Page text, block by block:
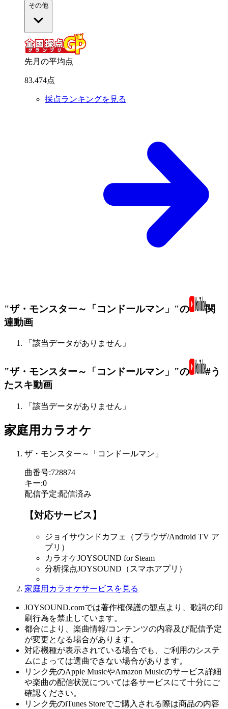
その他
先月の平均点
83.474点
採点ランキングを見る
"ザ・モンスター～「コンドールマン」"の
関
連動画
「該当データがありません」
"ザ・モンスター～「コンドールマン」"の
#う
たスキ動画
「該当データがありません」
家庭用カラオケ
ザ・モンスター～「コンドールマン」
曲番号:728874
キー:0
配信予定:配信済み
【対応サービス】
ジョイサウンドカフェ（ブラウザ/Android TV ア
プリ）
カラオケJOYSOUND for Steam
分析採点JOYSOUND（スマホアプリ）
家庭用カラオケサービスを見る
JOYSOUND.comでは著作権保護の観点より、歌詞の印
刷行為を禁止しています。
都合により、楽曲情報/コンテンツの内容及び配信予定
が変更となる場合があります。
対応機種が表示されている場合でも、ご利用のシステ
ムによっては選曲できない場合があります。
リンク先のApple MusicやAmazon Musicのサービス詳細
や楽曲の配信状況については各サービスにて十分にご
確認ください。
リンク先のiTunes Storeでご購入される際は商品の内容